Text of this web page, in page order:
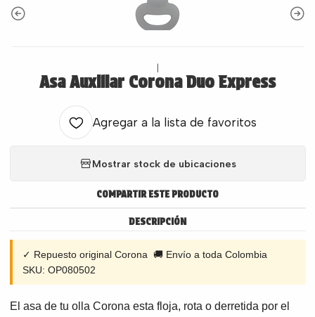
Asa Auxiliar Corona Duo Express
Agregar a la lista de favoritos
Mostrar stock de ubicaciones
COMPARTIR ESTE PRODUCTO
DESCRIPCIÓN
✓ Repuesto original Corona 🚚 Envío a toda Colombia
SKU: OP080502
El asa de tu olla Corona esta floja, rota o derretida por el